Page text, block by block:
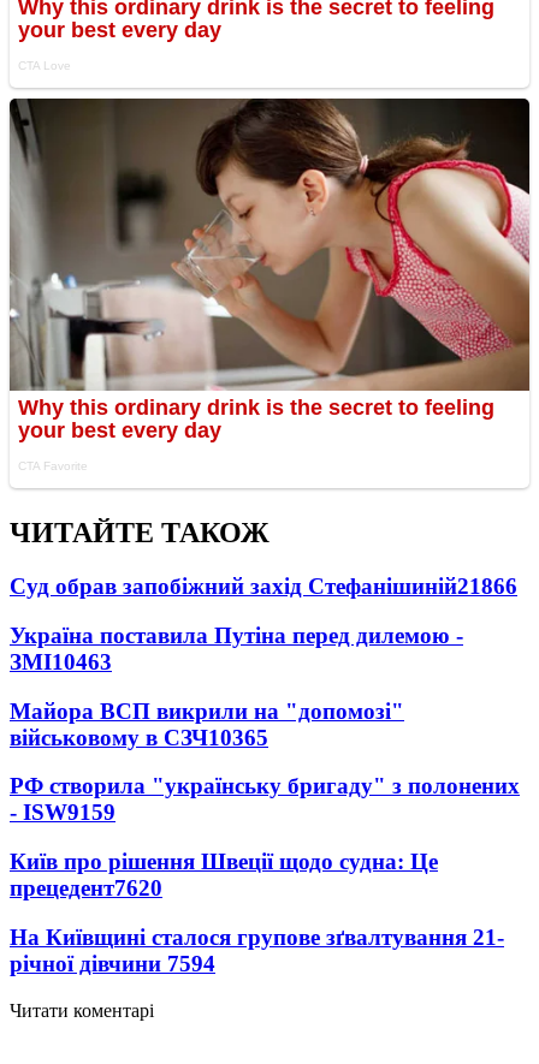
ЧИТАЙТЕ ТАКОЖ
Суд обрав запобіжний захід Стефанішиній21866
Україна поставила Путіна перед дилемою -
ЗМІ10463
Майора ВСП викрили на "допомозі"
військовому в СЗЧ10365
РФ створила "українську бригаду" з полонених
- ISW9159
Київ про рішення Швеції щодо судна: Це
прецедент7620
На Київщині сталося групове зґвалтування 21-
річної дівчини 7594
Читати коментарі